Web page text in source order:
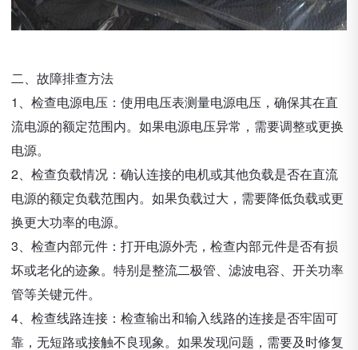
二、故障排查方法
1、检查电源电压：使用电压表测量电源电压，确保其在直
流电源的额定范围内。如果电源电压异常，需要调整或更换
电源。
2、检查负载情况：确认连接的电机或其他负载是否在直流
电源的额定负载范围内。如果负载过大，需要降低负载或更
换更大功率的电源。
3、检查内部元件：打开电源外壳，检查内部元件是否有损
坏或老化的迹象。特别是整流二极管、滤波电容、开关功率
管等关键元件。
4、检查线路连接：检查输出和输入线路的连接是否牢固可
靠，无短路或接触不良现象。如果发现问题，需要及时修复